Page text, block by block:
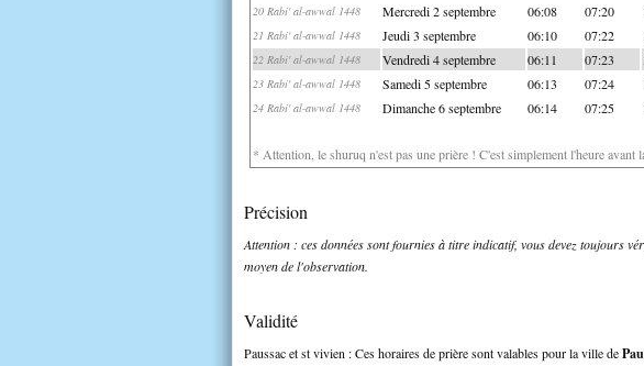
20 Rabi' al-awwal 1448 Mercredi 2 septembre 06:08 07:20
21 Rabi' al-awwal 1448 Jeudi 3 septembre 06:10 07:22
22 Rabi' al-awwal 1448 Vendredi 4 septembre 06:11 07:23
23 Rabi' al-awwal 1448 Samedi 5 septembre 06:13 07:24
24 Rabi' al-awwal 1448 Dimanche 6 septembre 06:14 07:25
* Attention, le shuruq n'est pas une prière ! C'est simplement l'heure avant
Précision
Attention : ces données sont fournies à titre indicatif, vous devez toujours
moyen de l'observation.
Validité
Paussac et st vivien : Ces horaires de prière sont valables pour la ville de